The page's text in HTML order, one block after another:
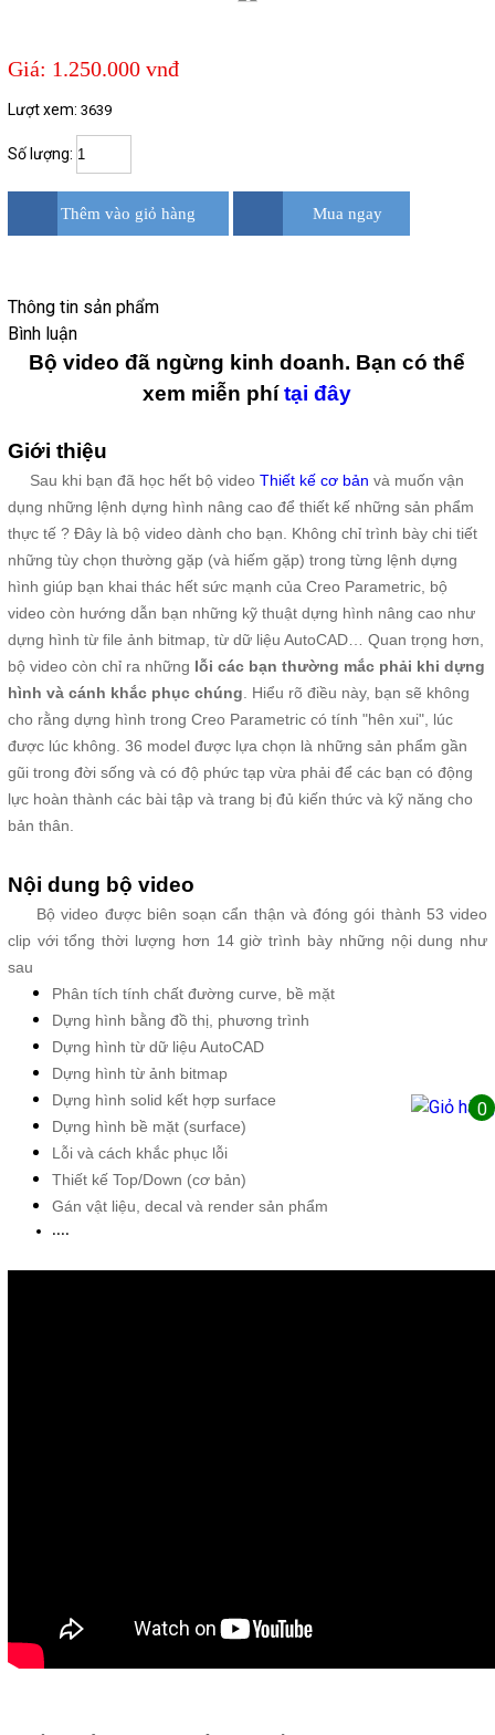
0
Giá: 1.250.000 vnđ
Lượt xem: 3639
Số lượng:
Thêm vào giỏ hàng Mua ngay
Thông tin sản phẩm
Bình luận
Bộ video đã ngừng kinh doanh. Bạn có thể
xem miễn phítại đây
Giới thiệu
Sau khi bạn đã học hết bộ video Thiết kế cơ bản và muốn vận
dụng những lệnh dựng hình nâng cao để thiết kế những sản phẩm
thực tế ? Đây là bộ video dành cho bạn. Không chỉ trình bày chi tiết
những tùy chọn thường gặp (và hiếm gặp) trong từng lệnh dựng
hình giúp bạn khai thác hết sức mạnh của Creo Parametric, bộ
video còn hướng dẫn bạn những kỹ thuật dựng hình nâng cao như
dựng hình từ file ảnh bitmap, từ dữ liệu AutoCAD… Quan trọng hơn,
bộ video còn chỉ ra những lỗi các bạn thường mắc phải khi dựng
hình và cánh khắc phục chúng . Hiểu rõ điều này, bạn sẽ không
cho rằng dựng hình trong Creo Parametric có tính "hên xui", lúc
được lúc không. 36 model được lựa chọn là những sản phẩm gần
gũi trong đời sống và có độ phức tạp vừa phải để các bạn có động
lực hoàn thành các bài tập và trang bị đủ kiến thức và kỹ năng cho
bản thân.
Nội dung bộ video
Bộ video được biên soạn cẩn thận và đóng gói thành 53 video
clip với tổng thời lượng hơn 14 giờ trình bày những nội dung như
sau
Phân tích tính chất đường curve, bề mặt
Dựng hình bằng đồ thị, phương trình
Dựng hình từ dữ liệu AutoCAD
Dựng hình từ ảnh bitmap
Dựng hình solid kết hợp surface
Dựng hình bề mặt (surface)
Lỗi và cách khắc phục lỗi
Thiết kế Top/Down (cơ bản)
Gán vật liệu, decal và render sản phẩm
....